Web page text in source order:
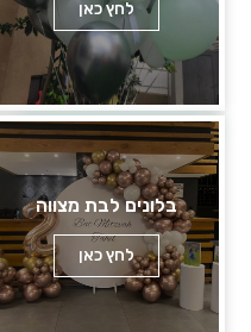
לחץ כאן
בלונים לבת מצווה
לחץ כאן